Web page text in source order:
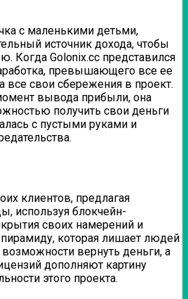
с маленькими детьми,
источник дохода, чтобы
Когда Golonix.cc представился
превышающего все ее
все свои сбережения в проект.
вывода прибыли, она
получить свои деньги
с пустыми руками и
клиентов, предлагая
используя блокчейн-
своих намерений и
которая лишает людей
возможности вернуть деньги, а
дополняют картину
этого проекта.